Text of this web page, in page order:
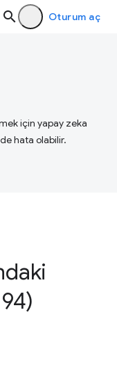
Oturum aç
için yapay zeka
hata olabilir.